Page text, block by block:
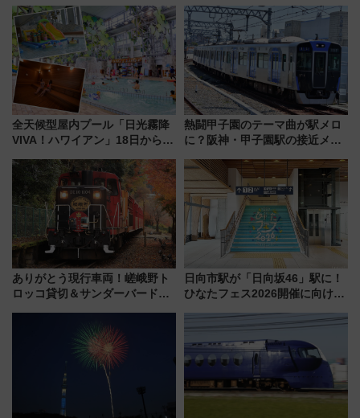
全天候型屋内プール「日光霧降
VIVA！ハワイアン」18日から営
ァミリーから大人まで幅広い世
代が一日中楽しる夏のリゾート
を楽しんで
熱闘甲子園のテーマ曲が駅メロ
に？阪神・甲子園駅の接近メロ
谷実アレンジの特別仕様へ、8月
5日始発から
ありがとう現行車両！嵯峨野ト
ロッコ貸切＆サンダーバードレ
斉藤雪乃＆福原トシヒロと行
く！9月13日「京都の鉄道満喫
ツアー」開催
日向市駅が「日向坂46」駅に！
ひなたフェス2026開催に向けJR
全力応援 夜行列車「ドリーム
おひさま号」も走る